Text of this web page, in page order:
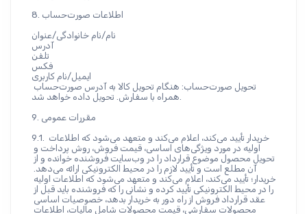
8. اطلاعات صورت‌حساب
نام/نام خانوادگی/عنوان
آدرس
تلفن
فکس
ایمیل/نام کاربری
همراه با سفارش. تحویل داده خواهد شد.
9. مقررات عمومی
9.1. خریدار تأیید می‌کند، اعلام می‌کند و متعهد می‌شود که اطلاعات